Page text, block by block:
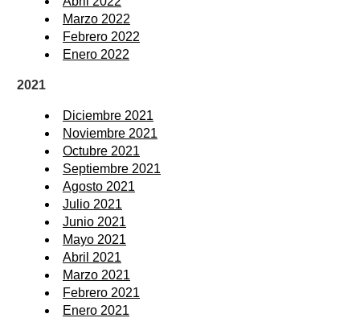
Marzo 2022
Febrero 2022
Enero 2022
2021
Diciembre 2021
Noviembre 2021
Octubre 2021
Septiembre 2021
Agosto 2021
Julio 2021
Junio 2021
Mayo 2021
Abril 2021
Marzo 2021
Febrero 2021
Enero 2021